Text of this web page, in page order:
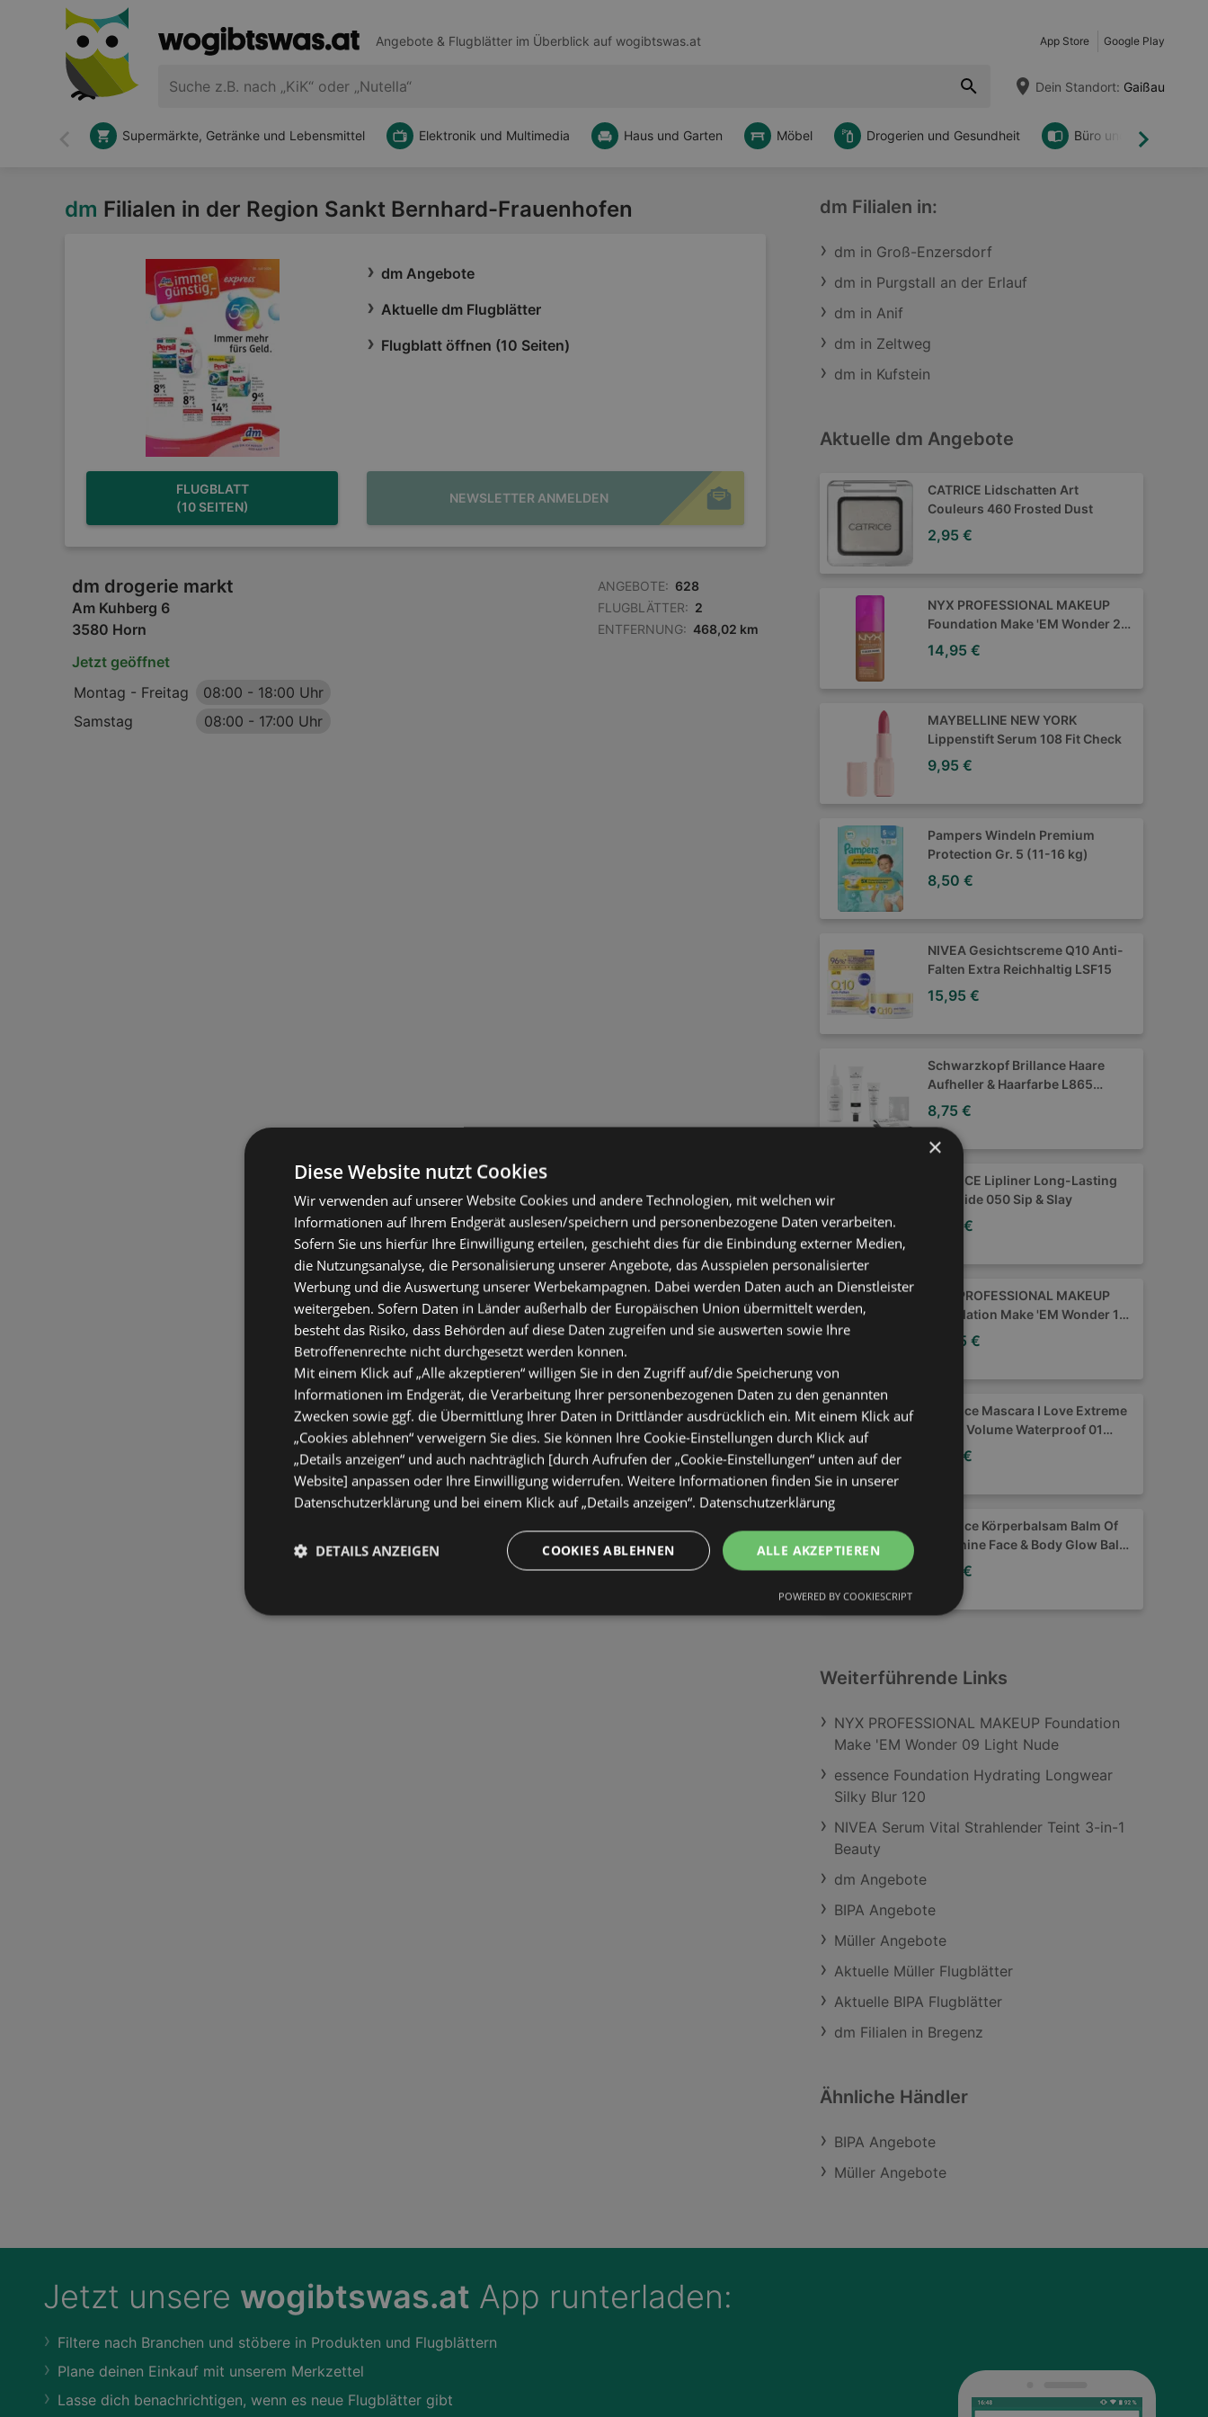
Angebote & Flugblätter im Überblick auf wogibtswas.at App Store Google Play
Dein Standort: Gaißau
Zurück Weiter
Supermärkte, Getränke und Lebensmittel Elektronik und Multimedia Haus und Garten Möbel Drogerien und Gesundheit Büro und DIY
dm Filialen in der Region Sankt Bernhard-Frauenhofen
FLUGBLATT
(10 SEITEN)
dm Angebote
Aktuelle dm Flugblätter
Flugblatt öffnen (10 Seiten)
NEWSLETTER ANMELDEN
dm drogerie markt
Am Kuhberg 6
3580 Horn
ANGEBOTE: 628
FLUGBLÄTTER: 2
ENTFERNUNG: 468,02 km
Jetzt geöffnet
Montag - Freitag
08:00 - 18:00 Uhr
Samstag
08:00 - 17:00 Uhr
dm Filialen in:
dm in Groß-Enzersdorf
dm in Purgstall an der Erlauf
dm in Anif
dm in Zeltweg
dm in Kufstein
Aktuelle dm Angebote
CATRICE Lidschatten Art
Couleurs 460 Frosted Dust
2,95 €
NYX PROFESSIONAL MAKEUP
Foundation Make 'EM Wonder 23
Golden Caramel
14,95 €
MAYBELLINE NEW YORK
Lippenstift Serum 108 Fit Check
9,95 €
Pampers Windeln Premium
Protection Gr. 5 (11-16 kg)
8,50 €
NIVEA Gesichtscreme Q10 Anti-
Falten Extra Reichhaltig LSF15
15,95 €
Schwarzkopf Brillance Haare
Aufheller & Haarfarbe L865
Honigbraun
8,75 €
CATRICE Lipliner Long-Lasting
Gel Glide 050 Sip & Slay
2,45 €
NYX PROFESSIONAL MAKEUP
Foundation Make 'EM Wonder 12
Natural
14,95 €
essence Mascara I Love Extreme
Crazy Volume Waterproof 01
Cozy Brown
2,95 €
essence Körperbalsam Balm Of
Sunshine Face & Body Glow Balm
10 Obsession De La Lune
3,95 €
Weiterführende Links
NYX PROFESSIONAL MAKEUP Foundation
Make 'EM Wonder 09 Light Nude
essence Foundation Hydrating Longwear
Silky Blur 120
NIVEA Serum Vital Strahlender Teint 3-in-1
Beauty
dm Angebote
BIPA Angebote
Müller Angebote
Aktuelle Müller Flugblätter
Aktuelle BIPA Flugblätter
dm Filialen in Bregenz
Ähnliche Händler
BIPA Angebote
Müller Angebote
Jetzt unsere wogibtswas.at App runterladen:
Filtere nach Branchen und stöbere in Produkten und Flugblättern
Plane deinen Einkauf mit unserem Merkzettel
Lasse dich benachrichtigen, wenn es neue Flugblätter gibt
×
Diese Website nutzt Cookies
Wir verwenden auf unserer Website Cookies und andere Technologien, mit welchen wir
Informationen auf Ihrem Endgerät auslesen/speichern und personenbezogene Daten verarbeiten.
Sofern Sie uns hierfür Ihre Einwilligung erteilen, geschieht dies für die Einbindung externer Medien,
die Nutzungsanalyse, die Personalisierung unserer Angebote, das Ausspielen personalisierter
Werbung und die Auswertung unserer Werbekampagnen. Dabei werden Daten auch an Dienstleister
weitergeben. Sofern Daten in Länder außerhalb der Europäischen Union übermittelt werden,
besteht das Risiko, dass Behörden auf diese Daten zugreifen und sie auswerten sowie Ihre
Betroffenenrechte nicht durchgesetzt werden können.
Mit einem Klick auf „Alle akzeptieren“ willigen Sie in den Zugriff auf/die Speicherung von
Informationen im Endgerät, die Verarbeitung Ihrer personenbezogenen Daten zu den genannten
Zwecken sowie ggf. die Übermittlung Ihrer Daten in Drittländer ausdrücklich ein. Mit einem Klick auf
„Cookies ablehnen“ verweigern Sie dies. Sie können Ihre Cookie-Einstellungen durch Klick auf
„Details anzeigen“ und auch nachträglich [durch Aufrufen der „Cookie-Einstellungen“ unten auf der
Website] anpassen oder Ihre Einwilligung widerrufen. Weitere Informationen finden Sie in unserer
Datenschutzerklärung und bei einem Klick auf „Details anzeigen“. Datenschutzerklärung
ALLE AKZEPTIEREN
COOKIES ABLEHNEN
DETAILS ANZEIGEN
POWERED BY COOKIESCRIPT